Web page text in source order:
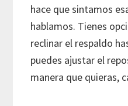
hace que sintamos
hablamos. Tienes
reclinar el respaldo
puedes ajustar el
manera que quieras,